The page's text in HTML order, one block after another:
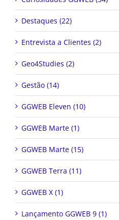
Destaques (22)
Entrevista a Clientes (2)
Geo4Studies (2)
Gestão (14)
GGWEB Eleven (10)
GGWEB Marte (1)
GGWEB Marte (15)
GGWEB Terra (11)
GGWEB X (1)
Lançamento GGWEB 9 (1)